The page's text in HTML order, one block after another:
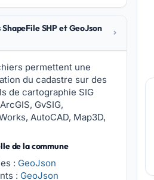
SHP et GeoJson
permettent une
du cadastre sur des
de cartographie SIG
GvSIG,
AutoCAD, Map3D,
de la commune
: GeoJson
: GeoJson